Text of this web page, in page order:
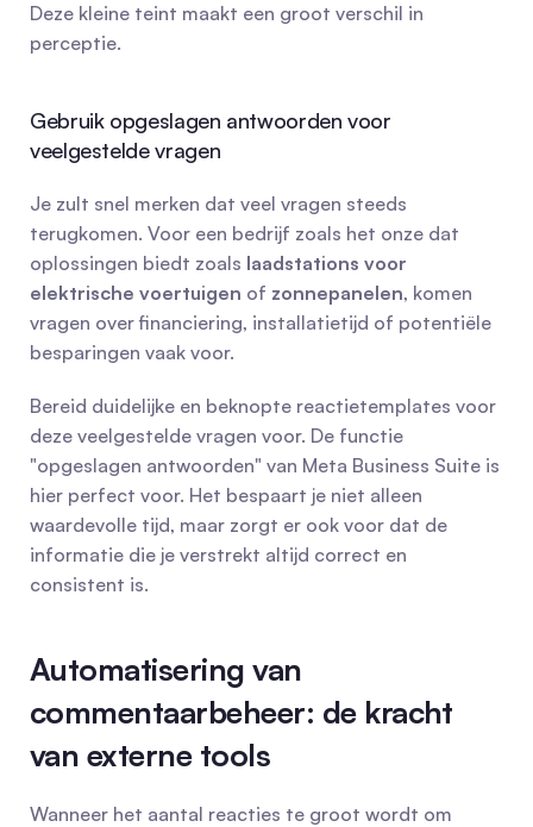
Deze kleine teint maakt een groot verschil in
perceptie.
Gebruik opgeslagen antwoorden voor
veelgestelde vragen
Je zult snel merken dat veel vragen steeds
terugkomen. Voor een bedrijf zoals het onze dat
oplossingen biedt zoals laadstations voor
elektrische voertuigen of zonnepanelen, komen
vragen over financiering, installatietijd of potentiële
besparingen vaak voor.
Bereid duidelijke en beknopte reactietemplates voor
deze veelgestelde vragen voor. De functie
"opgeslagen antwoorden" van Meta Business Suite is
hier perfect voor. Het bespaart je niet alleen
waardevolle tijd, maar zorgt er ook voor dat de
informatie die je verstrekt altijd correct en
consistent is.
Automatisering van
commentaarbeheer: de kracht
van externe tools
Wanneer het aantal reacties te groot wordt om